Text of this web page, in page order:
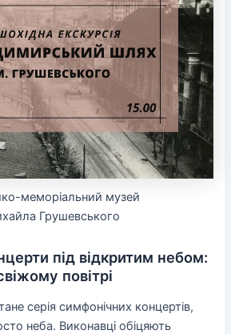
меморіальний музей
Грушевського
під відкритим небом:
повітрі
серія симфонічних концертів,
неба. Виконавці обіцяють